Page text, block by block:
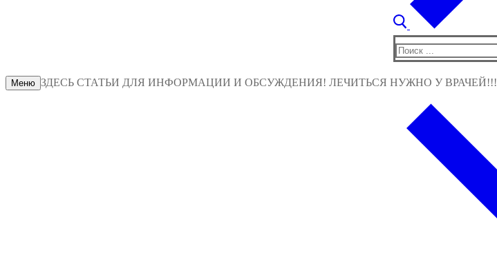
Найти:
Меню ЗДЕСЬ СТАТЬИ ДЛЯ ИНФОРМАЦИИ И ОБСУЖДЕНИЯ! ЛЕЧИТЬСЯ НУЖНО У ВРАЧЕЙ!!!